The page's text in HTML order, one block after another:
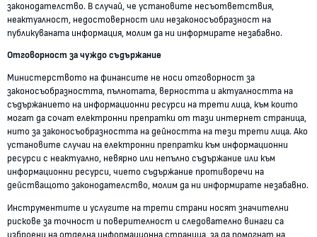
законодателство. В случай, че установите несъответствия,
неактуалност, недостоверност или незаконосъобразност на
публикуваната информация, молим да ни информирате незабавно.
Отговорност за чуждо съдържание
Министерството на финансите не носи отговорност за
законосъобразността, пълнотата, верността и актуалността на
съдържанието на информационни ресурси на трети лица, към които
могат да сочат електронни препратки от тази интернет страница,
нито за законосъобразността на дейността на тези трети лица. Ако
установите случаи на електронни препратки към информационни
ресурси с неактуално, невярно или непълно съдържание или към
информационни ресурси, чието съдържание противоречи на
действащото законодателство, молим да ни информирате незабавно.
Инструментите и услугите на трети страни носят значителни
рискове за точност и поверителност и следователно винаги са